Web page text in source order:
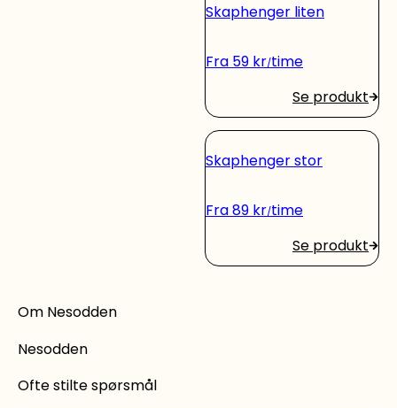
Skaphenger liten
Fra 59 kr time
Se produkt
Skaphenger stor
Fra89 kr time
Se produkt
Om Nesodden
Nesodden
Ofte stilte spørsmål